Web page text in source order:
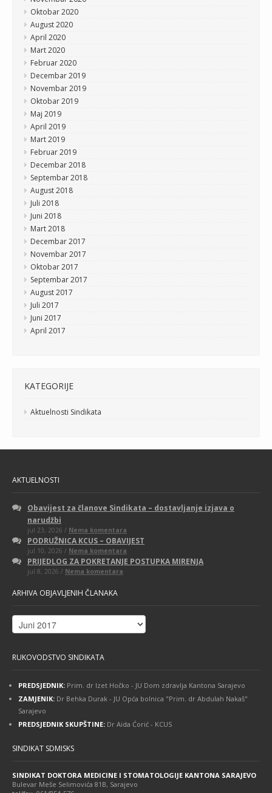
Oktobar 2020
August 2020
April 2020
Mart 2020
Februar 2020
Decembar 2019
Novembar 2019
Oktobar 2019
Maj 2019
April 2019
Mart 2019
Februar 2019
Decembar 2018
Septembar 2018
August 2018
Juli 2018
Juni 2018
Mart 2018
Decembar 2017
Novembar 2017
Oktobar 2017
Septembar 2017
August 2017
Juli 2017
Juni 2017
April 2017
KATEGORIJE
Aktuelnosti Sindikata
AKTUELNOSTI
Obavijest za članove Sindikata – dostavljanje izjava o
narudžbi
jul 23, 2026 / Nema komentara
Obavijest
za
Sindikata
–
PODRUŽNICA KCUS – OBAVIJEST
jul 10, 2026 / Nema komentara
PODRUŽNICA
KCUS
PRIJEDLOG ZA POKRETANJE POSTUPKA MIRENJA
jul 8, 2026 / Nema komentara
ARHIVA OBJAVLJENIH ČLANAKA
Arhiva
objavljenih
RUKOVODSTVO SINDIKATA
PREDSJEDNIK: Prim. dr Izet Hočko - JU Dom zdravlja Kantona Sarajevo
ZAMJENIK: Dr Behka Durak - JU Opća bolnica "Prim. dr Abdulah Nakaš"
Sarajevo
PREDSJEDNIK SKUPŠTINE: Dr Aida Ćorić - KCUS
SINDIKAT SDMISKS
SINDIKAT DOKTORA MEDICINE I STOMATOLOGIJE KANTONA SARAJEVO
Bulevar Meše Selimovića 81B, Sarajevo